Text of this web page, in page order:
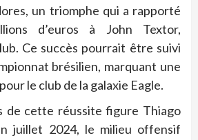
un triomphe qui a rapporté
d’euros à John Textor,
Ce succès pourrait être suivi
brésilien, marquant une
le club de la galaxie Eagle.
de cette réussite figure Thiago
juillet 2024, le milieu offensif